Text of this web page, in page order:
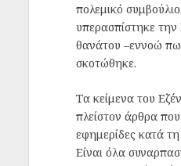
πολεμικό
υπερασπίστηκε
θανάτου –εννοώ
σκοτώθηκε.
Τα κείμενα του
πλείστον άρθρα
εφημερίδες κατά
Είναι όλα